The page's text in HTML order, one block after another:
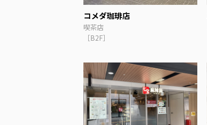
コメダ珈琲店
喫茶店
［B2F］